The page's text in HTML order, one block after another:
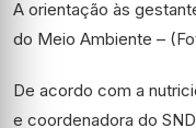
A orientação às
do Meio Ambiente –
De acordo com a
e coordenadora do